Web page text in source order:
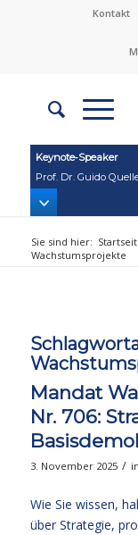
Kontakt
Keynote‑Speaker
Prof. Dr. Guido
Sie sind hier:
Wachstumsprojekte
Mandat
Nr. 706:
3. November 2025 / in
Wie Sie wissen,
über Strategie,